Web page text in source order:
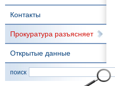
Контакты
Прокуратура разъясняет
Открытые данные
поиск